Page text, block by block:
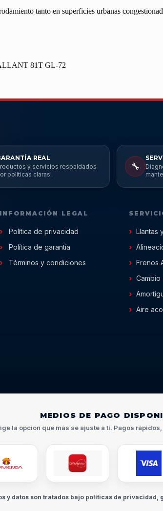
tanto en superficies urbanas
81T GL-72
REAL
y servicios respaldados
políticas claras.
🔧
INFORMACIÓN LEGAL
Política de privacidad
Política de garantía
Términos y condiciones
Llantas
Frenos
Aire
MEDIOS DE PAGO
la opción que más se ajuste a ti. Pagos
y datos son tratados bajo políticas de